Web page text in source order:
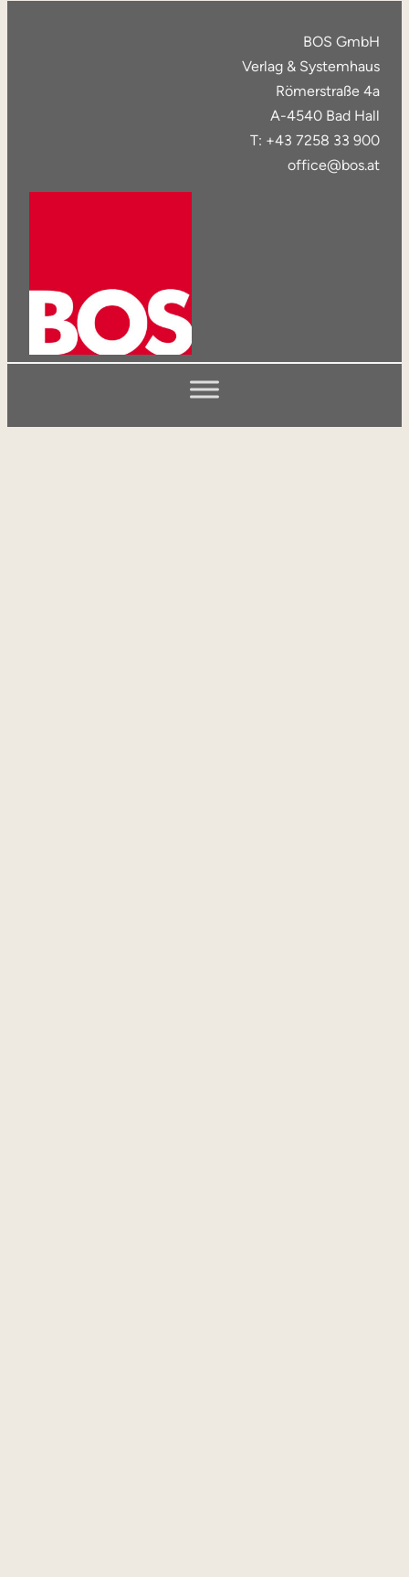
BOS GmbH
Verlag & Systemhaus
Römerstraße 4a
A-4540 Bad Hall
T: +43 7258 33 900
office@bos.at